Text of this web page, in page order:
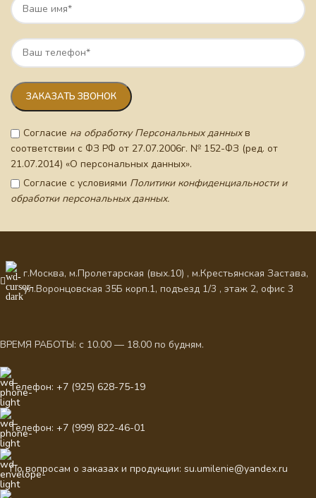
Согласие на обработку Персональных данныхв
соответствии с ФЗ РФ от 27.07.2006г. № 152-ФЗ (ред. от
21.07.2014) «О персональных данных».
Согласие с условиями Политики конфиденциальности и
обработки персональных данных.
г.Москва, м.Пролетарская (вых.10) , м.Крестьянская Застава,
ул.Воронцовская 35Б корп.1, подъезд 1/3 , этаж 2, офис 3
ВРЕМЯ РАБОТЫ: с 10.00 — 18.00 по будням.
Телефон: +7 (925) 628-75-19
Телефон: +7 (999) 822-46-01
По вопросам о заказах и продукции: su.umilenie@yandex.ru